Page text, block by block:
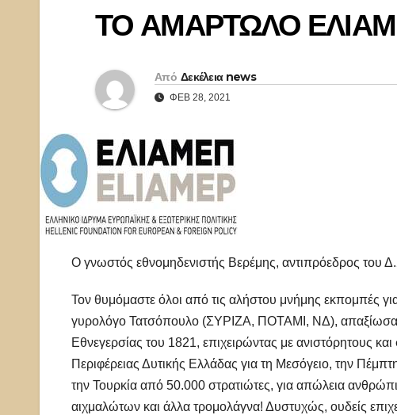
ΤΟ ΑΜΑΡΤΩΛΟ
Από Δεκέλεια news
ΦΕΒ 28, 2021
Ο γνωστός εθνομηδενιστής Βερέμης, αντιπρόεδρος
Τον θυμόμαστε όλοι από τις αλήστου μνήμης εκπομπές
γυρολόγο Τατσόπουλο (ΣΥΡΙΖΑ, ΠΟΤΑΜΙ, ΝΔ),
Εθνεγερσίας του 1821, επιχειρώντας με ανιστόρητους
Περιφέρειας Δυτικής Ελλάδας για τη Μεσόγειο, την
την Τουρκία από 50.000 στρατιώτες, για απώλεια
αιχμαλώτων και άλλα τρομολάγνα! Δυστυχώς, ουδείς